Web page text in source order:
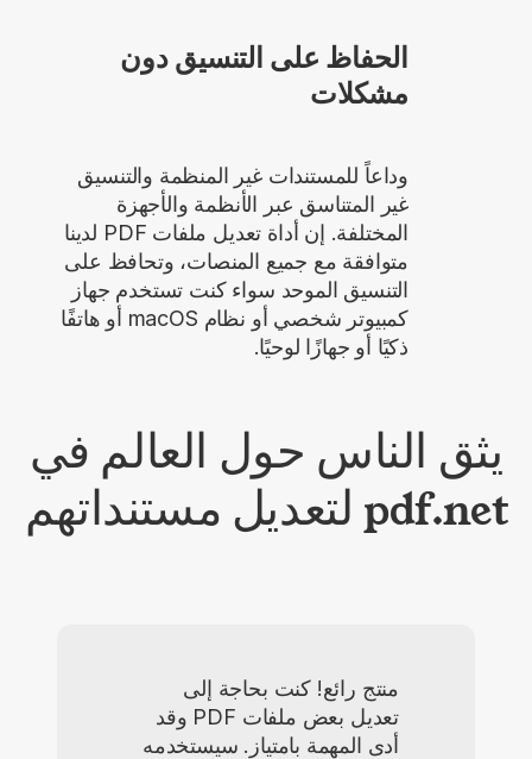
الحفاظ على التنسيق دون
مشكلات
وداعاً للمستندات غير المنظمة والتنسيق
غير المتناسق عبر الأنظمة والأجهزة
المختلفة. إن أداة تعديل ملفات PDF لدينا
متوافقة مع جميع المنصات، وتحافظ على
التنسيق الموحد سواء كنت تستخدم جهاز
كمبيوتر شخصي أو نظام macOS أو هاتفًا
ذكيًا أو جهازًا لوحيًا.
يثق الناس حول العالم في
pdf.net لتعديل مستنداتهم
منتج رائع! كنت بحاجة إلى
تعديل بعض ملفات PDF وقد
أدى المهمة بامتياز. سيستخدمه